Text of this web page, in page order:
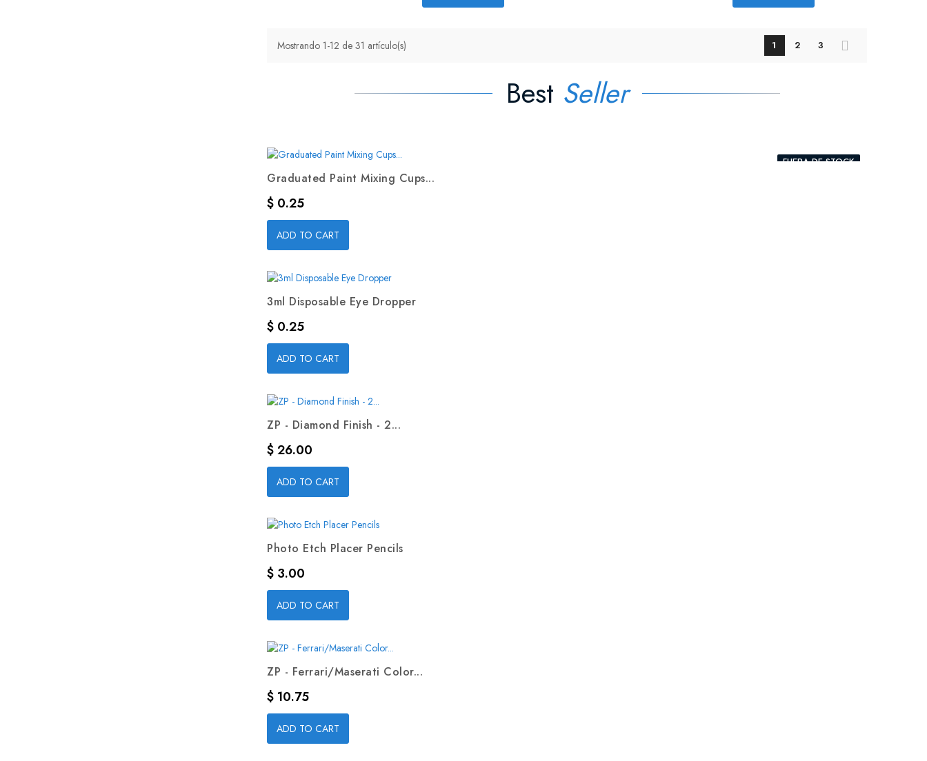
Mostrando 1-12 de 31 artículo(s) 1 2 3
Best Seller
FUERA DE STOCK
Graduated Paint Mixing Cups...
Precio
$ 0.25
ADD TO CART
3ml Disposable Eye Dropper
Precio
$ 0.25
ADD TO CART
ZP - Diamond Finish - 2...
Precio
$ 26.00
ADD TO CART
Photo Etch Placer Pencils
Precio
$ 3.00
ADD TO CART
ZP - Ferrari/Maserati Color...
Precio
$ 10.75
ADD TO CART